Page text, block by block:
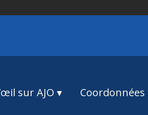
sur AJO Coordonnées